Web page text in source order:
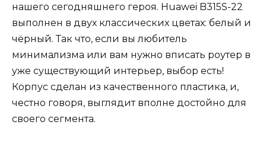
нашего сегодняшнего героя. Huawei B315S-22
выполнен в двух классических цветах: белый и
чёрный. Так что, если вы любитель
минимализма или вам нужно вписать роутер в
уже существующий интерьер, выбор есть!
Корпус сделан из качественного пластика, и,
честно говоря, выглядит вполне достойно для
своего сегмента.